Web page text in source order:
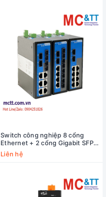
Switch công nghiệp 8 cổng
Ethernet + 2 cổng Gigabit SFP
3Onedata IES2010-8T2GS-2P48
Liên hệ